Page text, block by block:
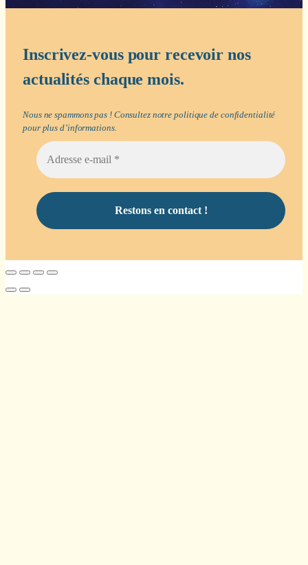
Inscrivez-vous pour recevoir nos
actualités chaque mois.
Nous ne spammons pas ! Consultez notrepolitique de confidentialité
pour plus d’informations.